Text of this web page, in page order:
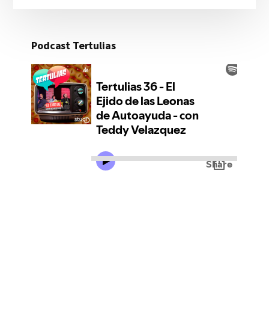
Podcast Tertulias